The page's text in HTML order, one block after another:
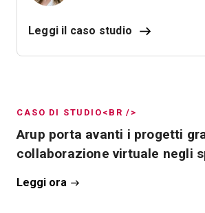
Leggi il caso studio
CASO DI STUDIO<BR />
Arup porta avanti i progetti
collaborazione virtuale negli
Leggi ora